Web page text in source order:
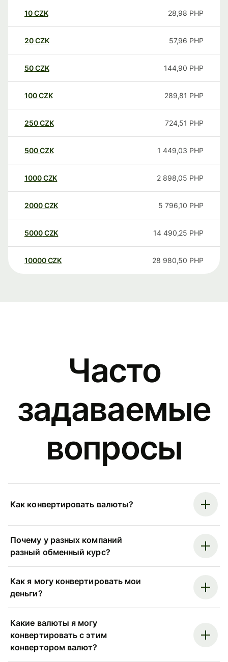
10CZK 28,98 PHP
20CZK 57,96 PHP
50CZK 144,90 PHP
100CZK 289,81 PHP
250CZK 724,51 PHP
500CZK 1 449,03 PHP
1000CZK 2 898,05 PHP
2000CZK 5 796,10 PHP
5000CZK 14 490,25 PHP
10000 CZK 28 980,50 PHP
Часто
задаваемые
вопросы
Как конвертировать валюты?
Почему у разных компаний
разный обменный курс?
Как я могу конвертировать мои
деньги?
Какие валюты я могу
конвертировать с этим
конвертором валют?